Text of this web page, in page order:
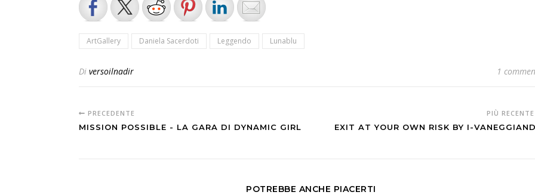
ArtGallery Daniela Sacerdoti Leggendo Lunablu
Di versoilnadir 1
PRECEDENTE
MISSION POSSIBLE - LA GARA DI DYNAMIC GIRL
PIÙ
EXIT AT YOUR OWN RISK BY I-
POTREBBE ANCHE PIACERTI